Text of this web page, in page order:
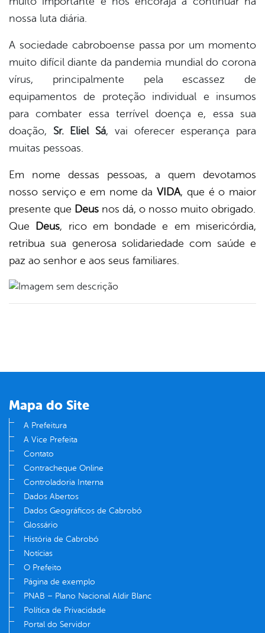
nossa luta diária.
A sociedade cabroboense passa por um momento
muito difícil diante da pandemia mundial do corona
vírus, principalmente pela escassez de
equipamentos de proteção individual e insumos
para combater essa terrível doença e, essa sua
doação, Sr. Eliel Sá, vai oferecer esperança para
muitas pessoas.
Em nome dessas pessoas, a quem devotamos
nosso serviço e em nome da VIDA, que é o maior
presente que Deus nos dá, o nosso muito obrigado.
Que Deus, rico em bondade e em misericórdia,
retribua sua generosa solidariedade com saúde e
paz ao senhor e aos seus familiares.
Mapa do Site
A Prefeitura
A Vice Prefeita
Contato
Contracheque Online
Controladoria Interna
Dados Abertos
Dados Geográficos de Cabrobó
Glossário
História de Cabrobó
Notícias
O Prefeito
Página de exemplo
PNAB – Plano Nacional Aldir Blanc
Política de Privacidade
Portal do Servidor